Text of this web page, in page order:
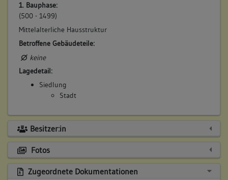
1. Bauphase:
(500 - 1499)
Mittelalterliche Hausstruktur
Betroffene Gebäudeteile:
keine
Lagedetail:
Siedlung
Stadt
Besitzer:in
Fotos
Zugeordnete Dokumentationen